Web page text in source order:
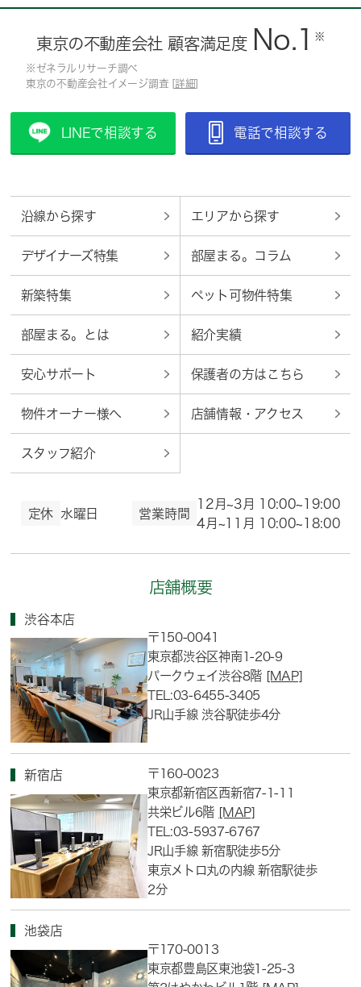
東京の不動産会社 顧客満足度 No.1 ※
※ゼネラルリサーチ調べ
東京の不動産会社イメージ調査 [ 詳細
LINEで相談する 電話で相談する
沿線から探す エリアから探す
デザイナーズ特集 部屋まる。コラム
新築特集 ペット可物件特集
部屋まる。とは 紹介実績
安心サポート 保護者の方はこちら
物件オーナー様へ 店舗情報・アクセス
スタッフ紹介
定休 水曜日 営業時間
12月~3月 10:00~19:00
4月~11月 10:00~18:00
店舗概要
渋谷本店
〒150-0041
東京都渋谷区神南1-20-9
パークウェイ渋谷8階 [MAP]
TEL:03-6455-3405
JR山手線 渋谷駅徒歩4分
新宿店
〒160-0023
東京都新宿区西新宿7-1-11
共栄ビル6階 [MAP]
TEL:03-5937-6767
JR山手線 新宿駅徒歩5分
東京メトロ丸の内線 新宿駅徒歩
2分
池袋店
〒170-0013
東京都豊島区東池袋1-25-3